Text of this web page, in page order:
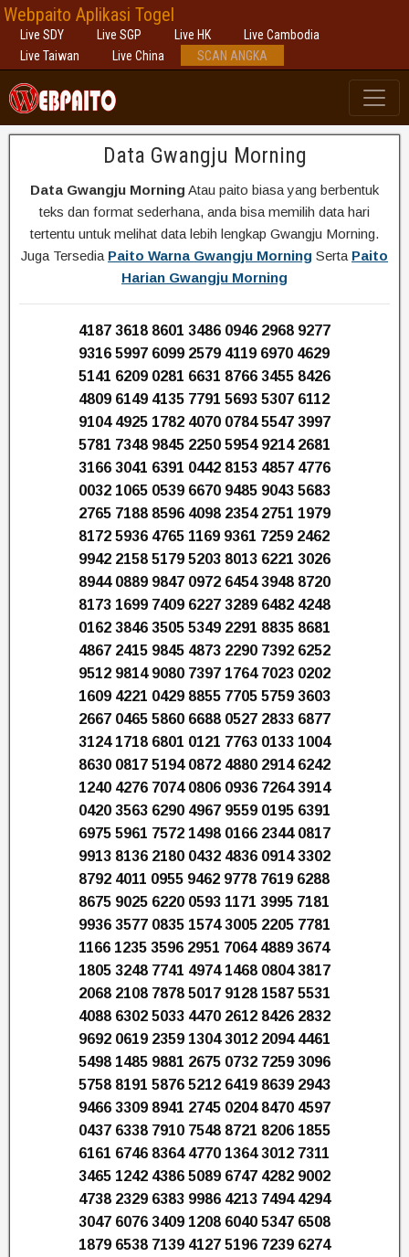
Webpaito Aplikasi Togel
Live SDY Live SGP Live HK
Live Cambodia
Live Taiwan
Live China SCAN ANGKA
Data Gwangju Morning
Data Gwangju Morning Atau paito biasa yang berbentuk
teks dan format sederhana, anda bisa memilih data hari
tertentu untuk melihat data lebih lengkap Gwangju Morning.
Juga Tersedia Paito Warna Gwangju Morning Serta Paito
Harian Gwangju Morning
4187 3618 8601 3486 0946 2968 9277
9316 5997 6099 2579 4119 6970 4629
5141 6209 0281 6631 8766 3455 8426
4809 6149 4135 7791 5693 5307 6112
9104 4925 1782 4070 0784 5547 3997
5781 7348 9845 2250 5954 9214 2681
3166 3041 6391 0442 8153 4857 4776
0032 1065 0539 6670 9485 9043 5683
2765 7188 8596 4098 2354 2751 1979
8172 5936 4765 1169 9361 7259 2462
9942 2158 5179 5203 8013 6221 3026
8944 0889 9847 0972 6454 3948 8720
8173 1699 7409 6227 3289 6482 4248
0162 3846 3505 5349 2291 8835 8681
4867 2415 9845 4873 2290 7392 6252
9512 9814 9080 7397 1764 7023 0202
1609 4221 0429 8855 7705 5759 3603
2667 0465 5860 6688 0527 2833 6877
3124 1718 6801 0121 7763 0133 1004
8630 0817 5194 0872 4880 2914 6242
1240 4276 7074 0806 0936 7264 3914
0420 3563 6290 4967 9559 0195 6391
6975 5961 7572 1498 0166 2344 0817
9913 8136 2180 0432 4836 0914 3302
8792 4011 0955 9462 9778 7619 6288
8675 9025 6220 0593 1171 3995 7181
9936 3577 0835 1574 3005 2205 7781
1166 1235 3596 2951 7064 4889 3674
1805 3248 7741 4974 1468 0804 3817
2068 2108 7878 5017 9128 1587 5531
4088 6302 5033 4470 2612 8426 2832
9692 0619 2359 1304 3012 2094 4461
5498 1485 9881 2675 0732 7259 3096
5758 8191 5876 5212 6419 8639 2943
9466 3309 8941 2745 0204 8470 4597
0437 6338 7910 7548 8721 8206 1855
6161 6746 8364 4770 1364 3012 7311
3465 1242 4386 5089 6747 4282 9002
4738 2329 6383 9986 4213 7494 4294
3047 6076 3409 1208 6040 5347 6508
1879 6538 7139 4127 5196 7239 6274